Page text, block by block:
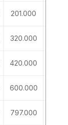
201.000
320.000
420.000
600.000
797.000